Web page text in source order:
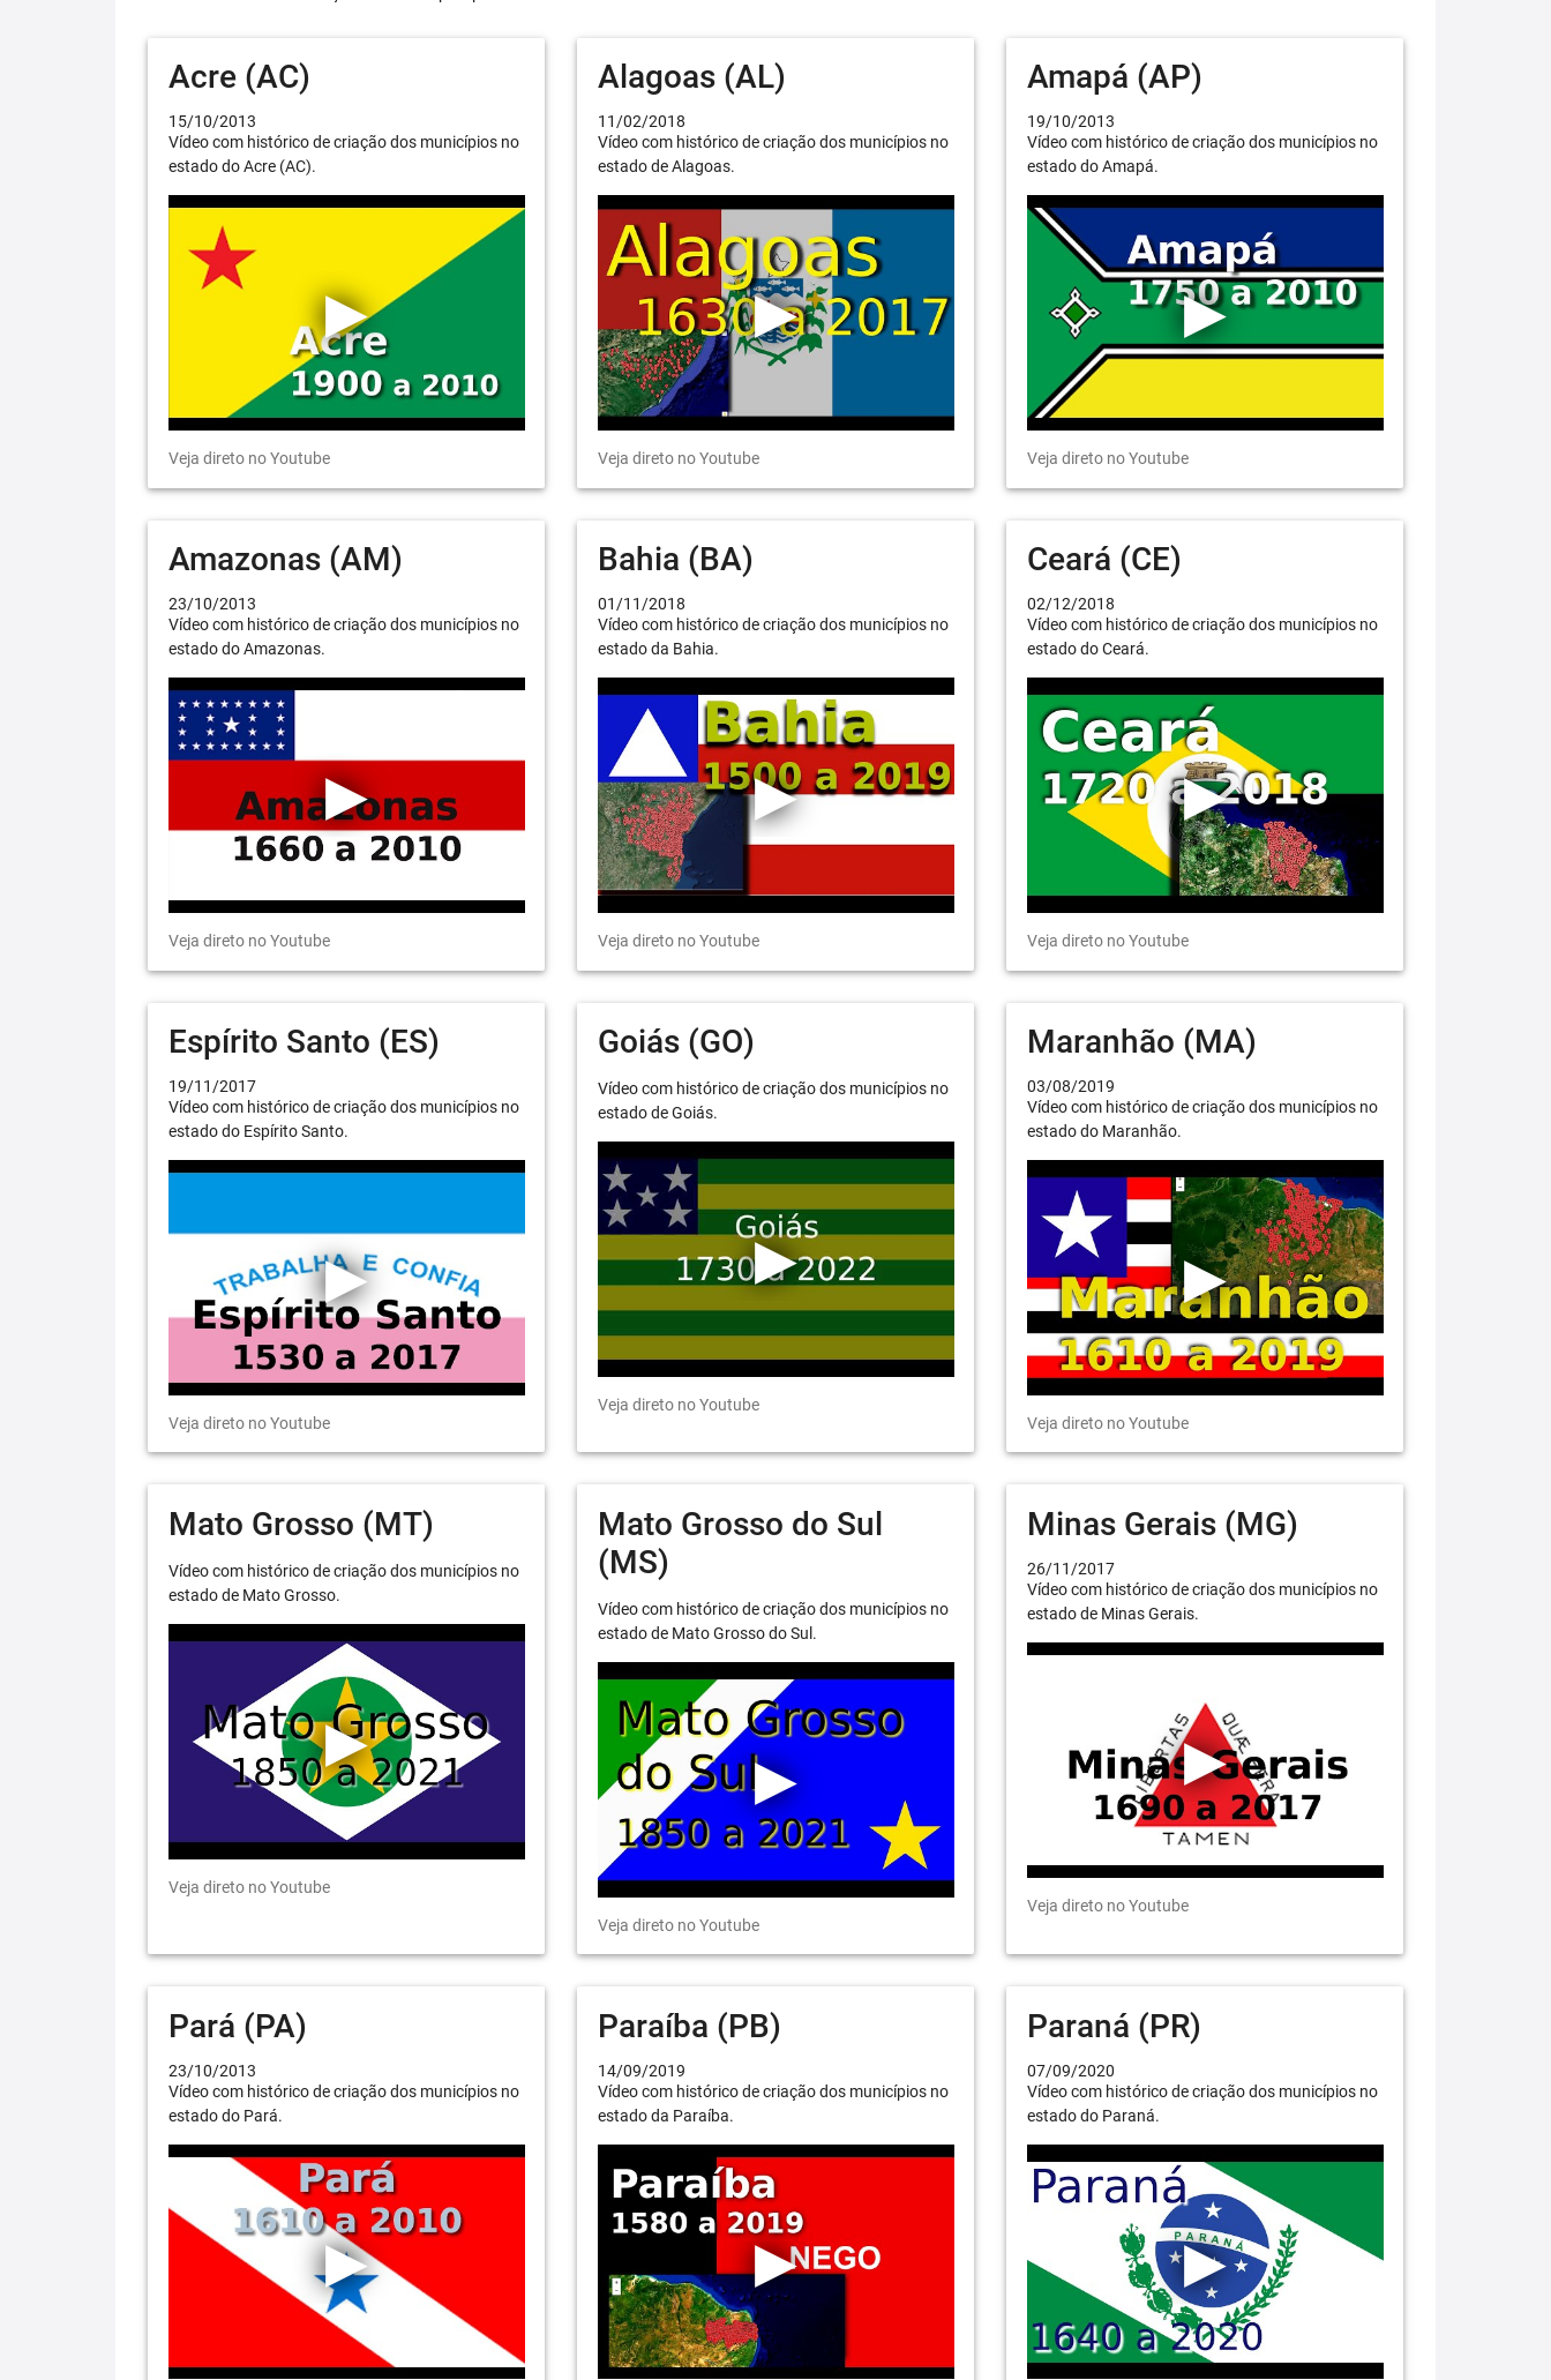
Acre (AC)
15/10/2013
Vídeo com histórico de criação dos municípios no
estado do Acre (AC).
Veja direto no Youtube
Alagoas (AL)
11/02/2018
Vídeo com histórico de criação dos municípios no
estado de Alagoas.
Veja direto no Youtube
Amapá (AP)
19/10/2013
Vídeo com histórico de criação dos municípios no
estado do Amapá.
Veja direto no Youtube
Amazonas (AM)
23/10/2013
Vídeo com histórico de criação dos municípios no
estado do Amazonas.
Veja direto no Youtube
Bahia (BA)
01/11/2018
Vídeo com histórico de criação dos municípios no
estado da Bahia.
Veja direto no Youtube
Ceará (CE)
02/12/2018
Vídeo com histórico de criação dos municípios no
estado do Ceará.
Veja direto no Youtube
Espírito Santo (ES)
19/11/2017
Vídeo com histórico de criação dos municípios no
estado do Espírito Santo.
Veja direto no Youtube
Goiás (GO)
Vídeo com histórico de criação dos municípios no
estado de Goiás.
Veja direto no Youtube
Maranhão (MA)
03/08/2019
Vídeo com histórico de criação dos municípios no
estado do Maranhão.
Veja direto no Youtube
Mato Grosso (MT)
Vídeo com histórico de criação dos municípios no
estado de Mato Grosso.
Veja direto no Youtube
Mato Grosso do Sul
(MS)
Vídeo com histórico de criação dos municípios no
estado de Mato Grosso do Sul.
Veja direto no Youtube
Minas Gerais (MG)
26/11/2017
Vídeo com histórico de criação dos municípios no
estado de Minas Gerais.
Veja direto no Youtube
Pará (PA)
23/10/2013
Vídeo com histórico de criação dos municípios no
estado do Pará.
Paraíba (PB)
14/09/2019
Vídeo com histórico de criação dos municípios no
estado da Paraíba.
Paraná (PR)
07/09/2020
Vídeo com histórico de criação dos municípios no
estado do Paraná.